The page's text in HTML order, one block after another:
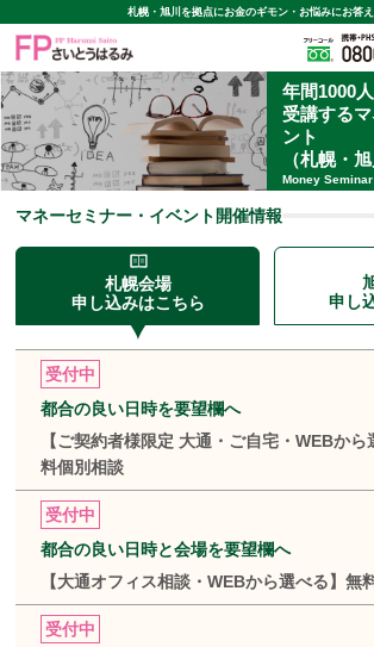
札幌・旭川を拠点にお金のギモン・お悩みにお答
年間1000
受講する
ント
（札幌・旭
Money
マネーセミナー・イベント開催情報
札幌会場
申し込みはこちら
申し
受付中
都合の良い日時を要望欄へ
【ご契約者様限定 大通・ご自宅・WEBから
料個別相談
受付中
都合の良い日時と会場を要望欄へ
【大通オフィス相談・WEBから選べる】無
受付中